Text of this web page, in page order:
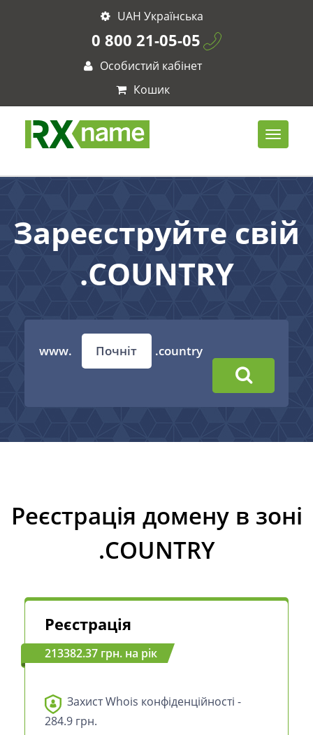
UAH Українська
0 800 21-05-05
Особистий кабінет
Кошик
Зареєструйте свій
.COUNTRY
www. .country
Реєстрація домену в зоні
.COUNTRY
Реєстрація
213382.37 грн. на рік
Захист Whois конфіденційності -
284.9 грн.